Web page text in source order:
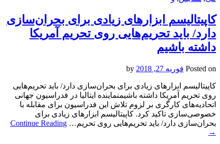
کاپیتالیسم ابزارهای زیادی برای بحران‌سازی
دارد/ باید تحریم‌هایی روی تحریم آمریکا
داشته باشیم
Posted on فوریه 27, 2018
کاپیتالیسم ابزارهای زیادی برای بحران‌سازی دارد/ باید تحریم‌هایی
روی تحریم آمریکا داشته باشیمنماینده ایتالیا در فدراسیون جهانی
اتحادیه‌های کارگری بر لزوم تلاش‌ این فدراسیون برای مقابله با
خصوصی‌سازی تاکید کرد. کاپیتالیسم ابزارهای زیادی برای
بحران‌سازی دارد/ باید تحریم‌هایی روی تحریم… Continue Reading
→